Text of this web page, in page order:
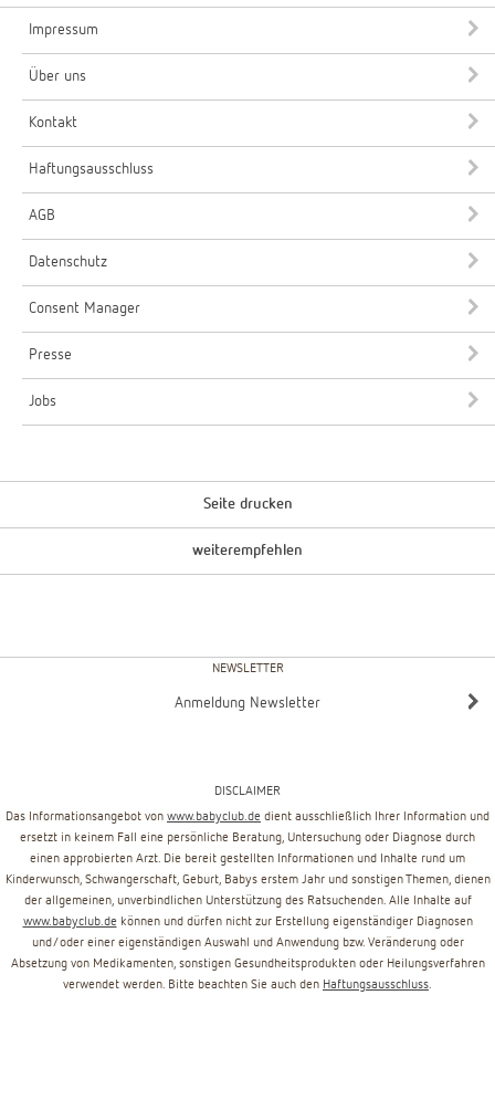
Impressum
Über uns
Kontakt
Haftungsausschluss
AGB
Datenschutz
Consent Manager
Presse
Jobs
Seite drucken
weiterempfehlen
NEWSLETTER
Anmeldung Newsletter
DISCLAIMER
Das Informationsangebot von www.babyclub.de dient ausschließlich Ihrer Information und
ersetzt in keinem Fall eine persönliche Beratung, Untersuchung oder Diagnose durch
einen approbierten Arzt. Die bereit gestellten Informationen und Inhalte rund um
Kinderwunsch, Schwangerschaft, Geburt, Babys erstem Jahr und sonstigen Themen, dienen
der allgemeinen, unverbindlichen Unterstützung des Ratsuchenden. Alle Inhalte auf
www.babyclub.de können und dürfen nicht zur Erstellung eigenständiger Diagnosen
und/oder einer eigenständigen Auswahl und Anwendung bzw. Veränderung oder
Absetzung von Medikamenten, sonstigen Gesundheitsprodukten oder Heilungsverfahren
verwendet werden. Bitte beachten Sie auch den Haftungsausschluss.